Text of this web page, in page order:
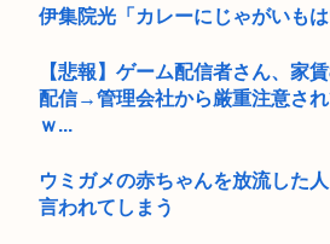
伊集院光「カレーにじゃがいもは
【悲報】ゲーム配信者さん、家
配信→管理会社から厳重注意さ
ｗ...
ウミガメの赤ちゃんを放流した
言われてしまう